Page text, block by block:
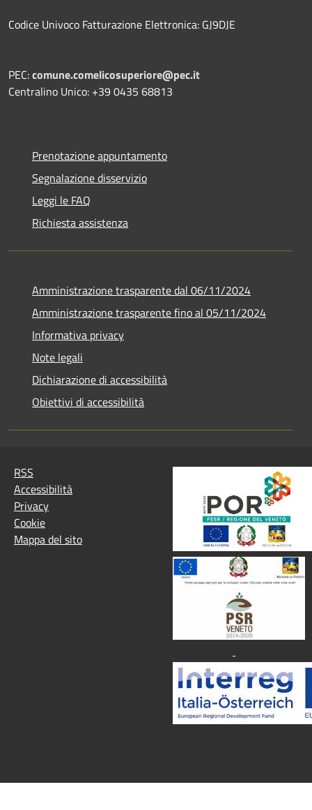
Codice Univoco Fatturazione Elettronica: GJ9DJE
PEC:comune.comelicosuperiore@pec.it
Centralino Unico: +39 0435 68813
Prenotazione appuntamento
Segnalazione disservizio
Leggi le FAQ
Richiesta assistenza
Amministrazione trasparente dal 06/11/2024
Amministrazione trasparente fino al 05/11/2024
Informativa privacy
Note legali
Dichiarazione di accessibilità
Obiettivi di accessibilità
RSS
Accessibilità
Privacy
Cookie
Mappa del sito